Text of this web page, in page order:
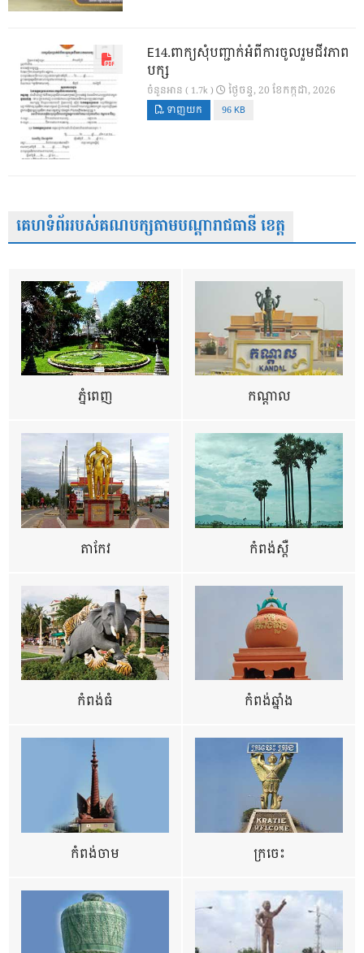
E14.ពាក្យសុំបញ្ជាក់អំពីការចូលរួមជីវភាព
បក្ស
ចំនួនអាន ( 1.7k ) ថ្ងៃ​ចន្ទ, 20 ខែ​កក្កដា, 2026
ទាញយក 96 KB
គេហទំព័ររបស់គណបក្សតាមបណ្តារាជធានី ខេត្ត
ភ្នំពេញ កណ្តាល
តាកែវ កំពង់ស្ពឺ
កំពង់ធំ កំពង់ឆ្នាំង
កំពង់ចាម ក្រចេះ